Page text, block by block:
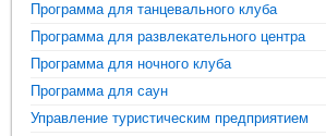
Программа для танцевального клуба
Программа для развлекательного центра
Программа для ночного клуба
Программа для саун
Управление туристическим предприятием